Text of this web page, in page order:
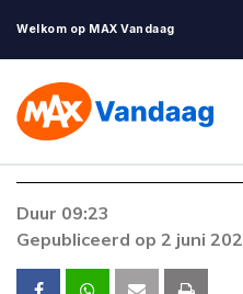
Welkom op MAX Vandaag
Er is een licentie-
contact op met
Duur 09:23
Gepubliceerd op 2 juni